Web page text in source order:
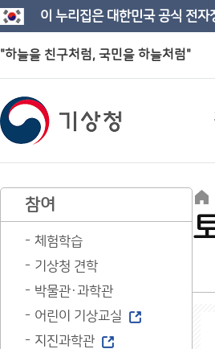
이 누리집은 대한민국 공식 전자
"하늘을 친구처럼, 국민을 하늘처럼"
참여
체험학습
기상청 견학
박물관·과학관
어린이 기상교실
지진과학관